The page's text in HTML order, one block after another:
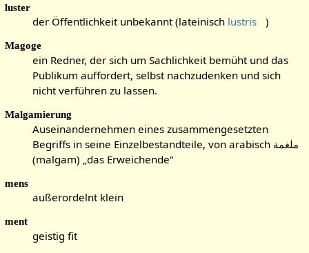
luster
der Öffentlichkeit unbekannt (lateinisch lustris )
Magoge
ein Redner, der sich um Sachlichkeit bemüht und das
Publikum auffordert, selbst nachzudenken und sich
nicht verführen zu lassen.
Malgamierung
Auseinandernehmen eines zusammengesetzten
Begriffs in seine Einzelbestandteile, von arabisch ملغمة
(malgam) „das Erweichende“
mens
außerordelnt klein
ment
geistig fit